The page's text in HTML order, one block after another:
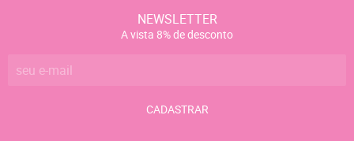
NEWSLETTER
A vista 8% de desconto
CADASTRAR